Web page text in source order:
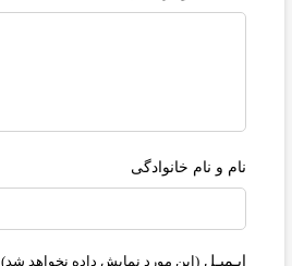
نام و نام خانوادگی
ایـمیـل (این مورد نمایش داده نخواهد شد)